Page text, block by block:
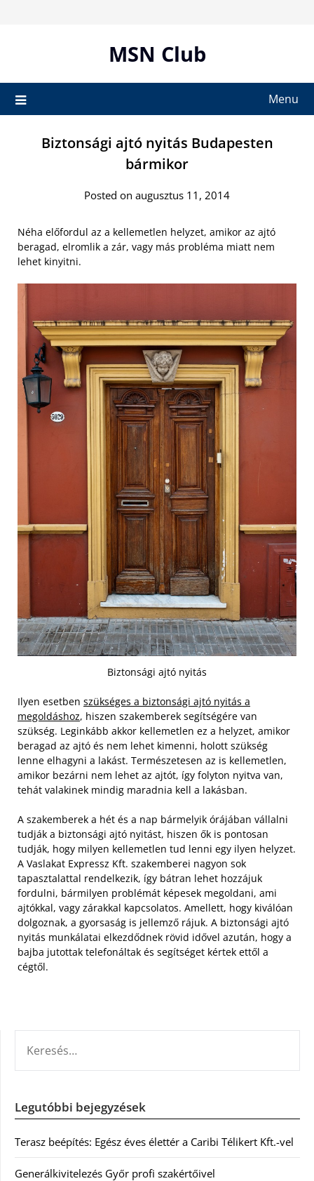
MSN Club
Menu
Biztonsági ajtó nyitás Budapesten
bármikor
Posted on augusztus 11, 2014
Néha előfordul az a kellemetlen helyzet, amikor az ajtó
beragad, elromlik a zár, vagy más probléma miatt nem
lehet kinyitni.
Biztonsági ajtó nyitás
Ilyen esetben szükséges a biztonsági ajtó nyitás a
megoldáshoz, hiszen szakemberek segítségére van
szükség. Leginkább akkor kellemetlen ez a helyzet, amikor
beragad az ajtó és nem lehet kimenni, holott szükség
lenne elhagyni a lakást. Természetesen az is kellemetlen,
amikor bezárni nem lehet az ajtót, így folyton nyitva van,
tehát valakinek mindig maradnia kell a lakásban.
A szakemberek a hét és a nap bármelyik órájában vállalni
tudják a biztonsági ajtó nyitást, hiszen ők is pontosan
tudják, hogy milyen kellemetlen tud lenni egy ilyen helyzet.
A Vaslakat Expressz Kft. szakemberei nagyon sok
tapasztalattal rendelkezik, így bátran lehet hozzájuk
fordulni, bármilyen problémát képesek megoldani, ami
ajtókkal, vagy zárakkal kapcsolatos. Amellett, hogy kiválóan
dolgoznak, a gyorsaság is jellemző rájuk. A biztonsági ajtó
nyitás munkálatai elkezdődnek rövid idővel azután, hogy a
bajba jutottak telefonáltak és segítséget kértek ettől a
cégtől.
Legutóbbi bejegyzések
Terasz beépítés: Egész éves élettér a Caribi Télikert Kft.-vel
Generálkivitelezés Győr profi szakértőivel